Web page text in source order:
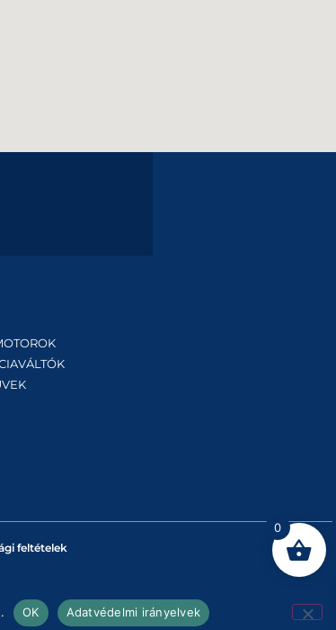
feltételek
0
OK Adatvédelmi irányelvek